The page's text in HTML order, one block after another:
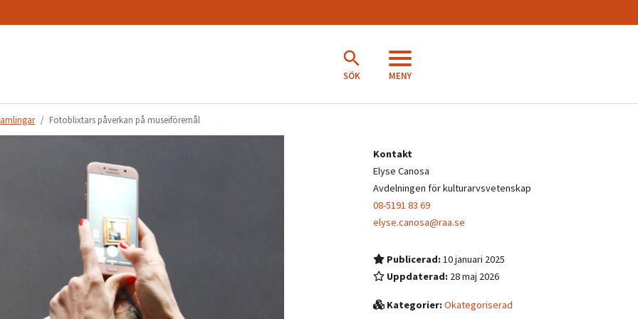
SÖK MENY
Fotoblixtars påverkan på museiföremål
Kontakt
Elyse Canosa
Avdelningen för kulturarvsvetenskap
08-5191 83 69
elyse.canosa@raa.se
Publicerad:10 januari 2025
Uppdaterad: 28 maj 2026
Kategorier:Okategoriserad